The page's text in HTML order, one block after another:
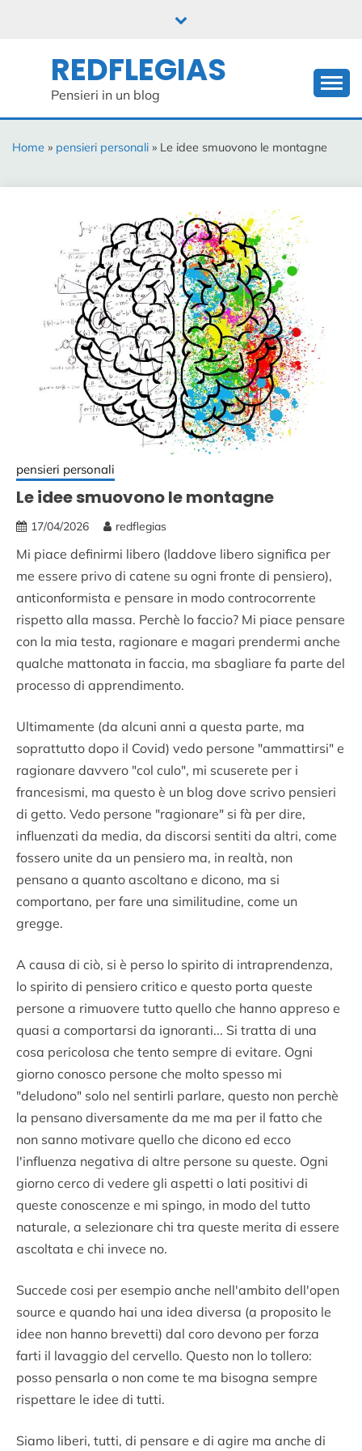
REDFLEGIAS
Pensieri in un blog
Home » pensieri personali » Le idee smuovono le montagne
pensieri personali
Le idee smuovono le montagne
17/04/2026 redflegias
Mi piace definirmi libero (laddove libero significa per
me essere privo di catene su ogni fronte di pensiero),
anticonformista e pensare in modo controcorrente
rispetto alla massa. Perchè lo faccio? Mi piace pensare
con la mia testa, ragionare e magari prendermi anche
qualche mattonata in faccia, ma sbagliare fa parte del
processo di apprendimento.
Ultimamente (da alcuni anni a questa parte, ma
soprattutto dopo il Covid) vedo persone "ammattirsi" e
ragionare davvero "col culo", mi scuserete per i
francesismi, ma questo è un blog dove scrivo pensieri
di getto. Vedo persone "ragionare" si fà per dire,
influenzati da media, da discorsi sentiti da altri, come
fossero unite da un pensiero ma, in realtà, non
pensano a quanto ascoltano e dicono, ma si
comportano, per fare una similitudine, come un
gregge.
A causa di ciò, si è perso lo spirito di intraprendenza,
lo spirito di pensiero critico e questo porta queste
persone a rimuovere tutto quello che hanno appreso e
quasi a comportarsi da ignoranti... Si tratta di una
cosa pericolosa che tento sempre di evitare. Ogni
giorno conosco persone che molto spesso mi
"deludono" solo nel sentirli parlare, questo non perchè
la pensano diversamente da me ma per il fatto che
non sanno motivare quello che dicono ed ecco
l'influenza negativa di altre persone su queste. Ogni
giorno cerco di vedere gli aspetti o lati positivi di
queste conoscenze e mi spingo, in modo del tutto
naturale, a selezionare chi tra queste merita di essere
ascoltata e chi invece no.
Succede cosi per esempio anche nell'ambito dell'open
source e quando hai una idea diversa (a proposito le
idee non hanno brevetti) dal coro devono per forza
farti il lavaggio del cervello. Questo non lo tollero:
posso pensarla o non come te ma bisogna sempre
rispettare le idee di tutti.
Siamo liberi, tutti, di pensare e di agire ma anche di